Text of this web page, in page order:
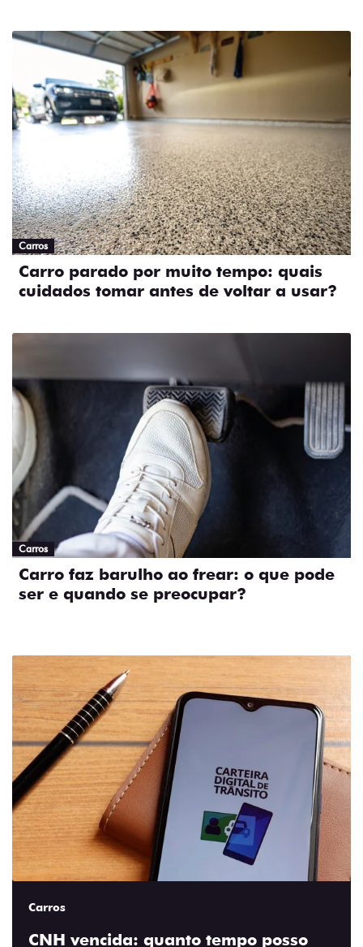
Carros
Carro parado por muito tempo: quais
cuidados tomar antes de voltar a usar?
Carros
Carro faz barulho ao frear: o que pode
ser e quando se preocupar?
Carros
CNH vencida: quanto tempo posso